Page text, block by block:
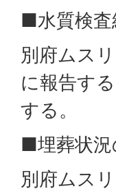
■水質検査
別府ムス
に報告す
する。
■埋葬状況
別府ムス